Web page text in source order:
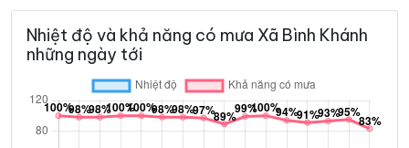
Nhiệt độ và khả năng có mưa Xã Bình Khánh
những ngày tới